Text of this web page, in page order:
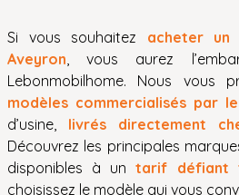
Si vous souhaitez acheter un
Aveyron, vous aurez
Lebonmobilhome. Nous vous
modèles commercialisés par
d’usine, livrés directement
Découvrez les principales
disponibles à untarif défiant
choisissez le modèle qui vous